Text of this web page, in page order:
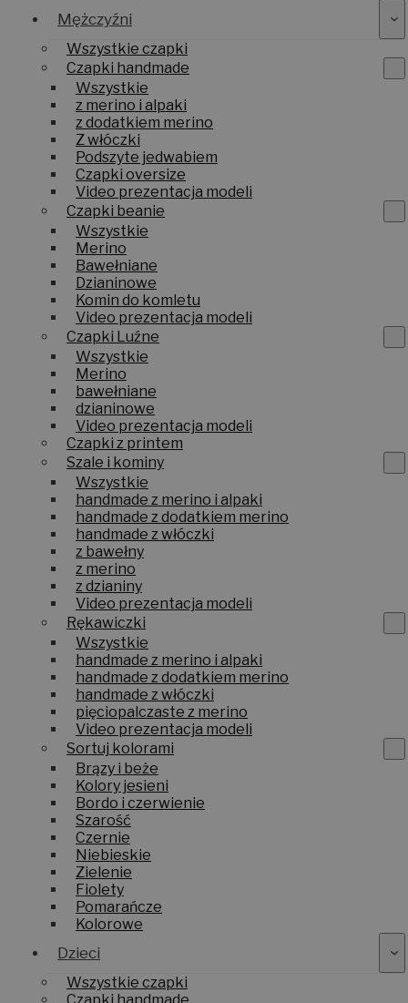
Mężczyźni
Wszystkie czapki
Czapki handmade
Wszystkie
z merino i alpaki
z dodatkiem merino
Z włóczki
Podszyte jedwabiem
Czapki oversize
Video prezentacja modeli
Czapki beanie
Wszystkie
Merino
Bawełniane
Dzianinowe
Komin do komletu
Video prezentacja modeli
Czapki Luźne
Wszystkie
Merino
bawełniane
dzianinowe
Video prezentacja modeli
Czapki z printem
Szale i kominy
Wszystkie
handmade z merino i alpaki
handmade z dodatkiem merino
handmade z włóczki
z bawełny
z merino
z dzianiny
Video prezentacja modeli
Rękawiczki
Wszystkie
handmade z merino i alpaki
handmade z dodatkiem merino
handmade z włóczki
pięciopalczaste z merino
Video prezentacja modeli
Sortuj kolorami
Brązy i beże
Kolory jesieni
Bordo i czerwienie
Szarość
Czernie
Niebieskie
Zielenie
Fiolety
Pomarańcze
Kolorowe
Dzieci
Wszystkie czapki